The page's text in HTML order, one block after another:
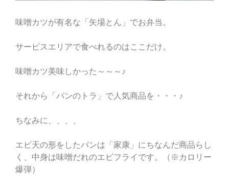
味噌カツが有名な「矢場とん」でお弁当。
サービスエリアで食べれるのはここだけ。
味噌カツ美味しかった～～～♪
それから「パンのトラ」で人気商品を・・・♪
ちなみに、、、、
エビ天の形をしたパンは「家康」にちなんだ商品らし
く、中身は味噌だれのエビフライです。（※カロリー
爆弾）